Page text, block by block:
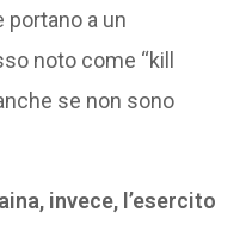
a un
noto come “kill
se non sono
invece, l’esercito